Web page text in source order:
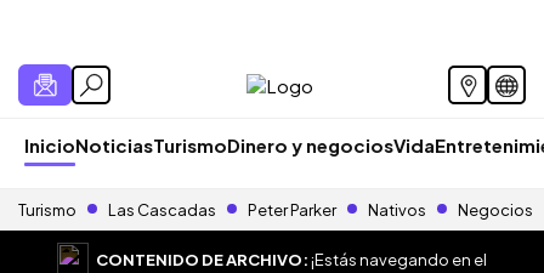
InicioNoticiasTurismoDinero y negociosVida
Turismo Las Cascadas Peter Parker Nativos Negocios
CONTENIDO DE ARCHIVO:¡Estás navegando en el